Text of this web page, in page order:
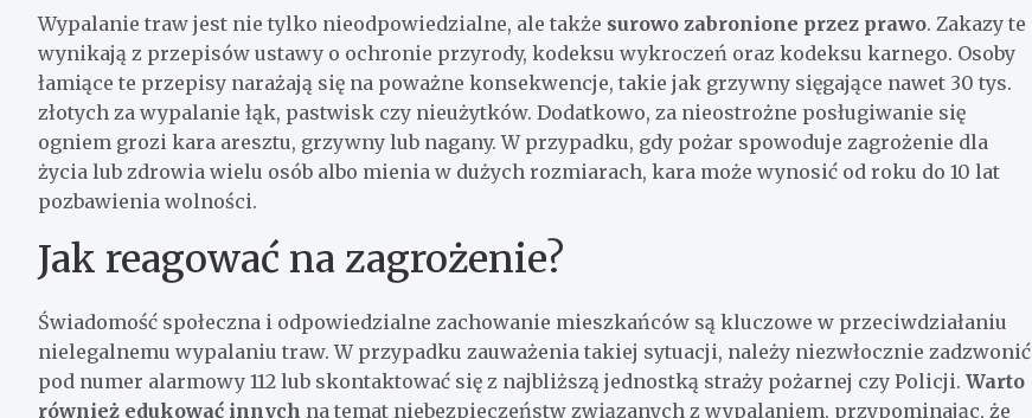
Wypalanie traw jest nie tylko nieodpowiedzialne, ale także surowo zabronione przez prawo. Zakazy te
wynikają z przepisów ustawy o ochronie przyrody, kodeksu wykroczeń oraz kodeksu karnego. Osoby
łamiące te przepisy narażają się na poważne konsekwencje, takie jak grzywny sięgające nawet 30 tys.
złotych za wypalanie łąk, pastwisk czy nieużytków. Dodatkowo, za nieostrożne posługiwanie się
ogniem grozi kara aresztu, grzywny lub nagany. W przypadku, gdy pożar spowoduje zagrożenie dla
życia lub zdrowia wielu osób albo mienia w dużych rozmiarach, kara może wynosić od roku do 10 lat
pozbawienia wolności.
Jak reagować na zagrożenie?
Świadomość społeczna i odpowiedzialne zachowanie mieszkańców są kluczowe w przeciwdziałaniu
nielegalnemu wypalaniu traw. W przypadku zauważenia takiej sytuacji, należy niezwłocznie zadzwonić
pod numer alarmowy 112 lub skontaktować się z najbliższą jednostką straży pożarnej czy Policji. Warto
również edukować innych na temat niebezpieczeństw związanych z wypalaniem, przypominając, że